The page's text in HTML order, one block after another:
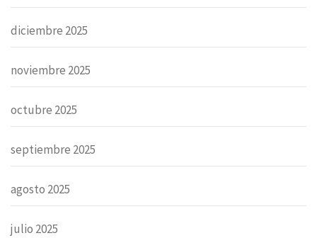
diciembre 2025
noviembre 2025
octubre 2025
septiembre 2025
agosto 2025
julio 2025